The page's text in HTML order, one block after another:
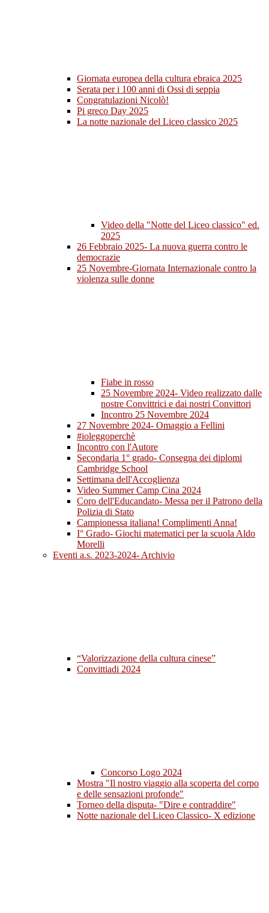
Giornata europea della cultura ebraica 2025
Serata per i 100 anni di Ossi di seppia
Congratulazioni Nicolò!
Pi greco Day 2025
La notte nazionale del Liceo classico 2025
Video della "Notte del Liceo classico" ed.
2025
26 Febbraio 2025- La nuova guerra contro le
democrazie
25 Novembre-Giornata Internazionale contro la
violenza sulle donne
Fiabe in rosso
25 Novembre 2024- Video realizzato dalle
nostre Convittrici e dai nostri Convittori
Incontro 25 Novembre 2024
27 Novembre 2024- Omaggio a Fellini
#ioleggoperchè
Incontro con l'Autore
Secondaria 1° grado- Consegna dei diplomi
Cambridge School
Settimana dell'Accoglienza
Video Summer Camp Cina 2024
Coro dell'Educandato- Messa per il Patrono della
Polizia di Stato
Campionessa italiana! Complimenti Anna!
I° Grado- Giochi matematici per la scuola Aldo
Morelli
Eventi a.s. 2023-2024- Archivio
“Valorizzazione della cultura cinese”
Convittiadi 2024
Concorso Logo 2024
Mostra "Il nostro viaggio alla scoperta del corpo
e delle sensazioni profonde"
Torneo della disputa- "Dire e contraddire"
Notte nazionale del Liceo Classico- X edizione